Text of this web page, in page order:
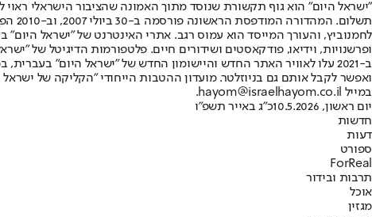
"ישראל היום" הוא גוף תקשורת שנוסד מתוך האמונה שהציבור הישראלי ראוי
ופרשנויות, וידיאו, פודקאסטים ושידורים חיים. פלטפורמות הדיגיטל של
ב-2021 עלו לאוויר האתר החדש והיישומון החדש של "ישראל היום"
ואפשר לקבל אותם גם בניוזלטר. מועדון ההטבות הייחודי "הקליקה של
במייל hayom@israelhayom.co.il.
יום ראשון, 10.5.2026
כ"ג באייר תשפ"ו
חדשות
דעות
ספורט
ForReal
תרבות ובידור
אוכל
מגזין